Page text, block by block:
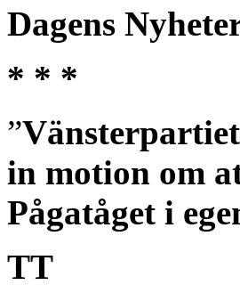
Dagens
* * *
”
in motion om
Pågatåget i
TT